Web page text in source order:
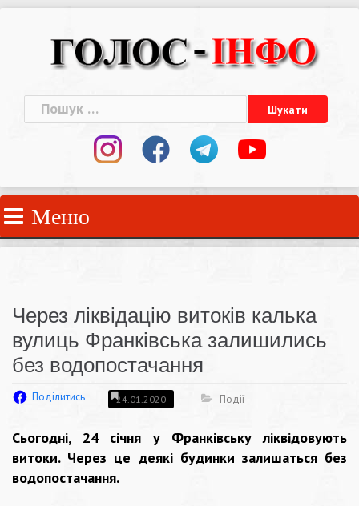
Пошук:
Меню
Через ліквідацію витоків калька
вулиць Франківська залишились
без водопостачання
Поділитись 24.01.2020 Події
Сьогодні, 24 січня у Франківськуліквідовують
витоки. Через це деякі будинки залишаться без
водопостачання.